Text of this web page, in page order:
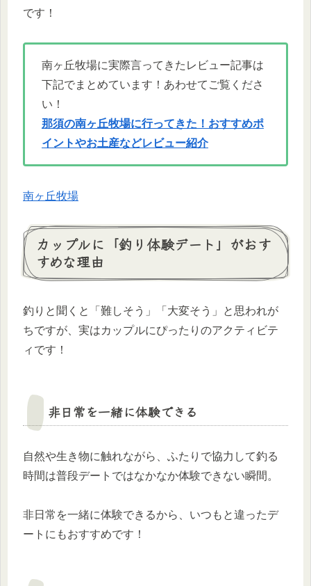
です！
南ヶ丘牧場に実際言ってきたレビュー記事は
下記でまとめています！あわせてご覧くださ
い！
那須の南ヶ丘牧場に行ってきた！おすすめポ
イントやお土産などレビュー紹介
南ヶ丘牧場
カップルに「釣り体験デート」がおす
すめな理由
釣りと聞くと「難しそう」「大変そう」と思われが
ちですが、実はカップルにぴったりのアクティビテ
ィです！
非日常を一緒に体験できる
自然や生き物に触れながら、ふたりで協力して釣る
時間は普段デートではなかなか体験できない瞬間。
非日常を一緒に体験できるから、いつもと違ったデ
ートにもおすすめです！